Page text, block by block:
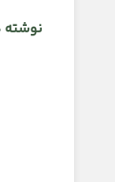
نوشته